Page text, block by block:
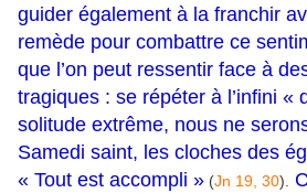
guider également à la franchir
remède pour combattre ce
que l’on peut ressentir face à
tragiques : se répéter à l’infini «
solitude extrême, nous ne
Samedi saint, les cloches des
« Tout est accompli » (Jn 19, 30).